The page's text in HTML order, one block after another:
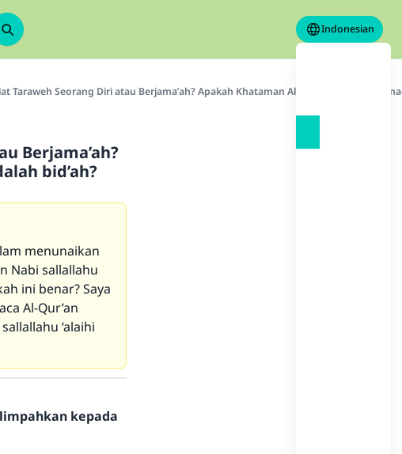
Indonesian
Taraweh Seorang Diri atau Berjama’ah? Apakah Khataman Al-Qur’an Di Bulan
Berjama’ah?
bid’ah?
menunaikan
Nabi sallallahu
ini benar? Saya
Al-Qur’an
‘alaihi
kepada